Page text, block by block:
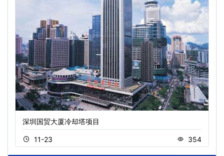
深圳国贸大厦冷却塔项目
11-23 354